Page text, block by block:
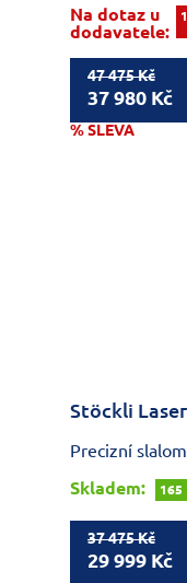
Na dotaz u
dodavatele:
47 475 Kč
37 980 Kč
% SLEVA
Stöckli
Precizní
Skladem:
165
37 475 Kč
29 999 Kč